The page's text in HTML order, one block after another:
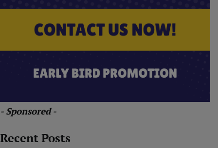
- Sponsored -
Recent Posts